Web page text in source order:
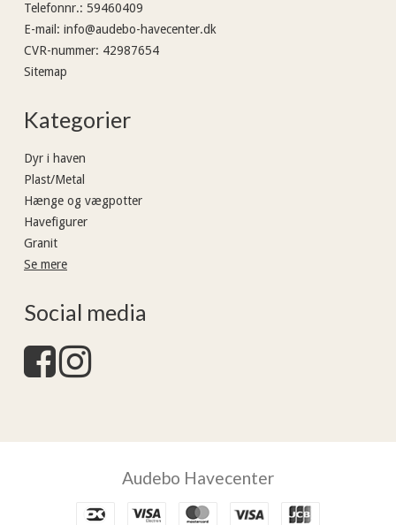
Telefonnr.: 59460409
E-mail : info@audebo-havecenter.dk
CVR-nummer: 42987654
Sitemap
Kategorier
Dyr i haven
Plast/Metal
Hænge og vægpotter
Havefigurer
Granit
Se mere
Social media
Audebo Havecenter